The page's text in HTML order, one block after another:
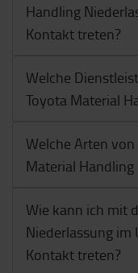
Handling
Kontakt treten?
Welche
Toyota Material
Welche Arten
Material
Wie kann ich mit
Niederlassung
Kontakt treten?